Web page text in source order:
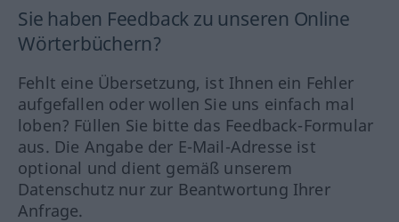
Sie haben Feedback zu unseren Online
Wörterbüchern?
Fehlt eine Übersetzung, ist Ihnen ein Fehler
aufgefallen oder wollen Sie uns einfach mal
loben? Füllen Sie bitte das Feedback-Formular
aus. Die Angabe der E-Mail-Adresse ist
optional und dient gemäß unserem
Datenschutz nur zur Beantwortung Ihrer
Anfrage.